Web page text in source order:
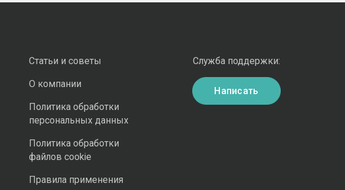
Статьи и советы
О компании
Политика обработки
персональных данных
Политика обработки
файлов cookie
Правила применения
Служба поддержки:
Написать